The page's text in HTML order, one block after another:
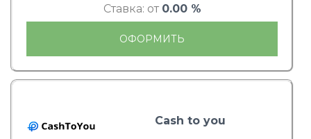
Ставка: от 0.00 %
ОФОРМИТЬ
Cash to you